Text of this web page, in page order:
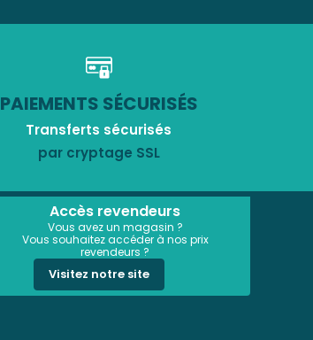
PAIEMENTS SÉCURISÉS
Transferts sécurisés
par cryptage SSL
Accès revendeurs
Vous avez un magasin ?
Vous souhaitez accéder à nos prix
revendeurs ?
Visitez notre site